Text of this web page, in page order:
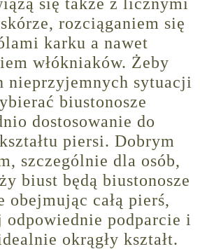
rozciąganiem się
karku a nawet
włókniaków. Żeby
nieprzyjemnych sytuacji
biustonosze
dostosowanie do
piersi. Dobrym
szczególnie dla osób,
biust będą biustonosze
obejmując całą pierś,
odpowiednie podparcie i
okrągły kształt.